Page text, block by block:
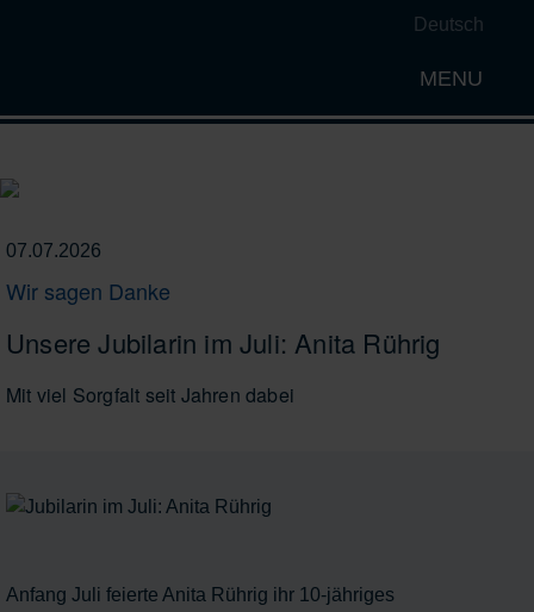
Deutsch
MENU
07.07.2026
Wir sagen Danke
Unsere Jubilarin im Juli: Anita Rührig
Mit viel Sorgfalt seit Jahren dabei
Anfang Juli feierte Anita Rührig ihr 10-jähriges